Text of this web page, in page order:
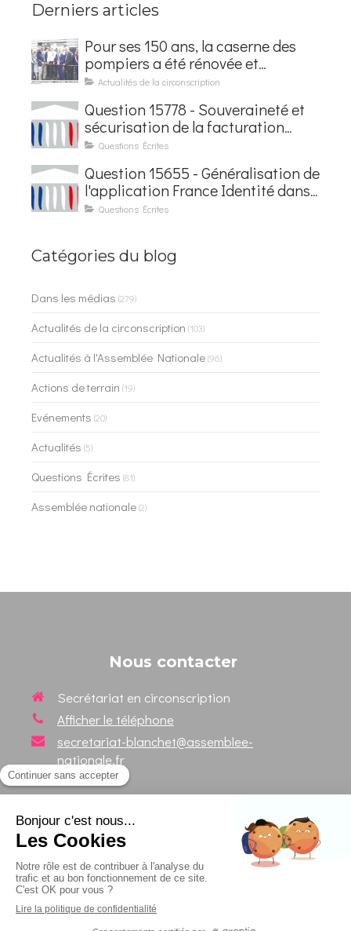
Derniers articles
Pour ses 150 ans, la caserne des
pompiers a été rénovée et
baptisée au nom d'Hubert
Actualités de la circonscription
Question 15778 - Souveraineté et
sécurisation de la facturation
électronique
Questions Écrites
Question 15655 - Généralisation de
l'application France Identité dans
les contrôles du quotidien
Questions Écrites
Catégories du blog
Dans les médias (279)
Actualités de la circonscription (103)
Actualités à l'Assemblée Nationale(96)
Actions de terrain (19)
Evénements (20)
Actualités (5)
Questions Écrites (81)
Assemblée nationale(2)
Nous contacter
Secrétariat en circonscription
Afficher le téléphone
secretariat-blanchet@assemblee-
nationale.fr
Suivez votre Député sur les
réseaux sociaux